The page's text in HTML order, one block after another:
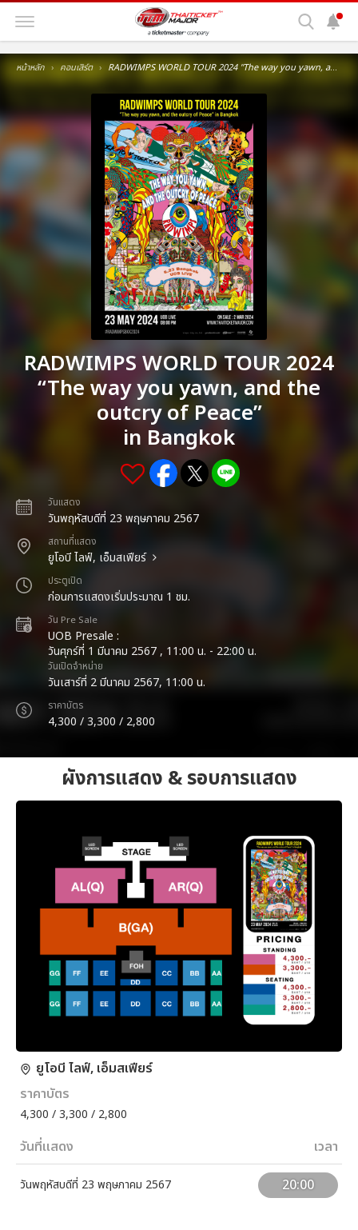
หน้าหลัก คอนเสิร์ต RADWIMPS WORLD TOUR 2024 "The way you yawn, and the outcry of Peace" in Bangkok
RADWIMPS WORLD TOUR 2024
“The way you yawn, and the
outcry of Peace”
in Bangkok
วันแสดง
วันพฤหัสบดีที่ 23 พฤษภาคม 2567
สถานที่แสดง
ยูโอบี ไลฟ์, เอ็มสเฟียร์
ประตูเปิด
ก่อนการแสดงเริ่มประมาณ 1 ชม.
วัน Pre Sale
UOB Presale :
วันศุกร์ที่ 1 มีนาคม 2567 , 11:00 น. - 22:00 น.
วันเปิดจำหน่าย
วันเสาร์ที่ 2 มีนาคม 2567, 11:00 น.
ราคาบัตร
4,300 / 3,300 / 2,800
ผังการแสดง & รอบการแสดง
ยูโอบี ไลฟ์, เอ็มสเฟียร์
ราคาบัตร
4,300 / 3,300 / 2,800
วันที่แสดง เวลา
วันพฤหัสบดีที่ 23 พฤษภาคม 2567 20:00